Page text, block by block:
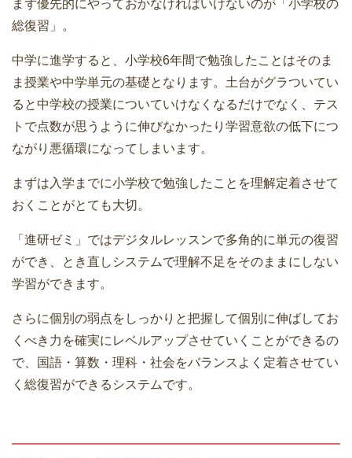
まず優先的にやっておかなければいけないのが「小学校の
総復習」。
中学に進学すると、小学校6年間で勉強したことはそのま
ま授業や中学単元の基礎となります。土台がグラついてい
ると中学校の授業についていけなくなるだけでなく、テス
トで点数が思うように伸びなかったり学習意欲の低下につ
ながり悪循環になってしまいます。
まずは入学までに小学校で勉強したことを理解定着させて
おくことがとても大切。
「進研ゼミ」ではデジタルレッスンで多角的に単元の復習
ができ、とき直しシステムで理解不足をそのままにしない
学習ができます。
さらに個別の弱点をしっかりと把握して個別に伸ばしてお
くべき力を確実にレベルアップさせていくことができるの
で、国語・算数・理科・社会をバランスよく定着させてい
く総復習ができるシステムです。